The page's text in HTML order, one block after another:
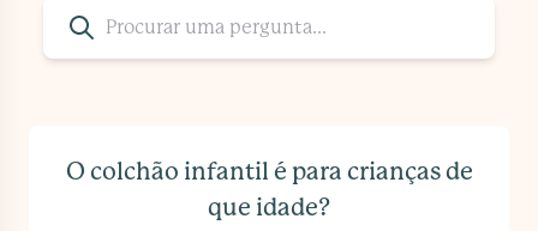
O colchão infantil é para crianças de
que idade?